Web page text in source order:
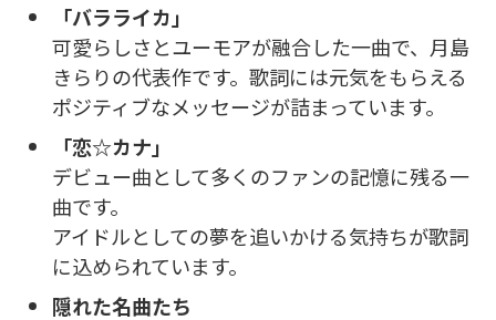
「バラライカ」
可愛らしさとユーモアが融合した一曲で、月島
きらりの代表作です。歌詞には元気をもらえる
ポジティブなメッセージが詰まっています。
「恋☆カナ」
デビュー曲として多くのファンの記憶に残る一
曲です。
アイドルとしての夢を追いかける気持ちが歌詞
に込められています。
隠れた名曲たち